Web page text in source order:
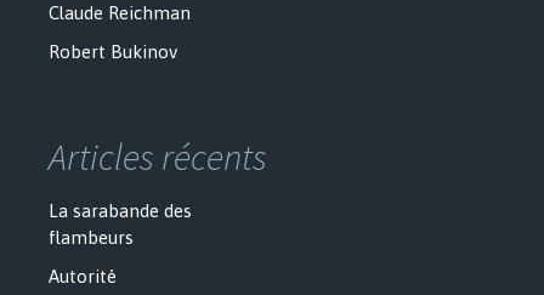
Claude Reichman
Robert Bukinov
Articles récents
La sarabande des
flambeurs
Autorité